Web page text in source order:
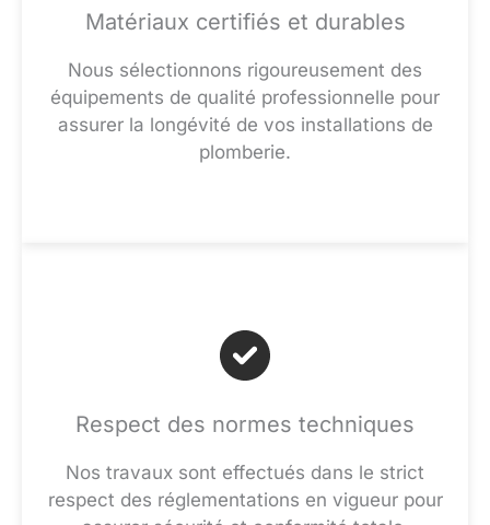
Matériaux certifiés et durables
Nous sélectionnons rigoureusement des
équipements de qualité professionnelle pour
assurer la longévité de vos installations de
plomberie.
Respect des normes techniques
Nos travaux sont effectués dans le strict
respect des réglementations en vigueur pour